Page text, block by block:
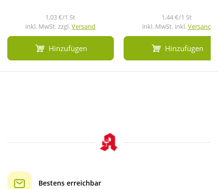
1,03 €/1 St
inkl. MwSt. zzgl.Versand
Hinzufügen
1,44 €/1 St
inkl. MwSt. inkl.Versand
Hinzufügen
Bestens erreichbar